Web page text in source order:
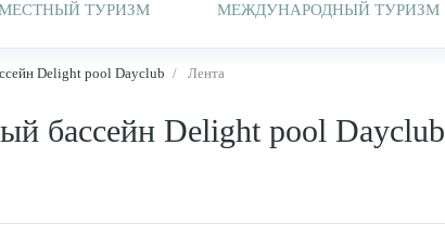
ТУРИЗМ МЕЖДУНАРОДНЫЙ ТУРИЗМ
Delight pool Dayclub Лента
бассейн Delight pool Dayclub